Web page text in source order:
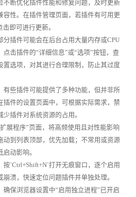
不断优化插件性能和修复问题，及时更新
容性。在插件管理页面，若插件有可用更
即可进行更新。
分插件可能会在后台占用大量内存或CPU
击插件的“详细信息”或“选项”按钮，查
置选项，对其进行合理限制，防止其过度
有些插件可能提供了多种功能，但并非所
插件的设置页面中，可根据实际需求，禁
插件对系统资源的占用。
展程序”页面，将高频使用且对性能影响
动到列表顶部，优先加载；不常用或资源
动影响。
按`Ctrl+Shift+N`打开无痕窗口，逐个启用
溃，快速定位问题插件并单独处理。
确保浏览器设置中“启用独立进程”已开启